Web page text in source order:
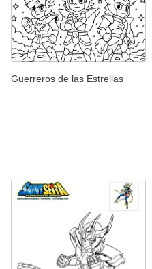
Guerreros de las Estrellas